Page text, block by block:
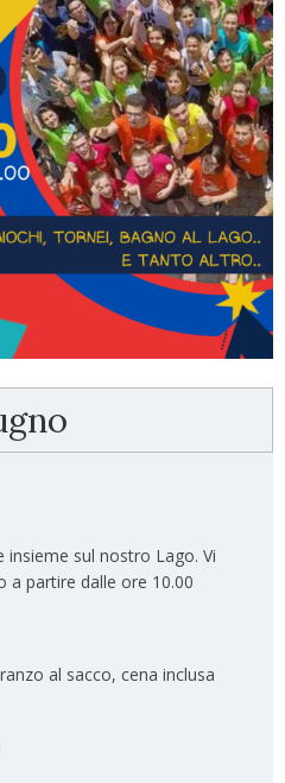
insieme sul nostro Lago. Vi
a partire dalle ore 10.00
al sacco, cena inclusa